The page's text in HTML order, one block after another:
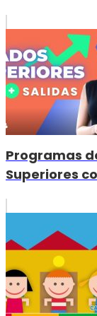
Programas
Superiores